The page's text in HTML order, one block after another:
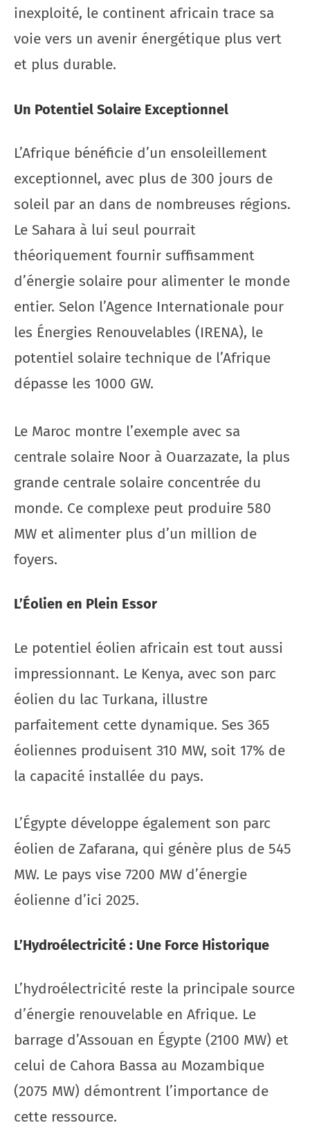
inexploité, le continent africain trace sa
voie vers un avenir énergétique plus vert
et plus durable.
Un Potentiel Solaire Exceptionnel
L’Afrique bénéficie d’un ensoleillement
exceptionnel, avec plus de 300 jours de
soleil par an dans de nombreuses régions.
Le Sahara à lui seul pourrait
théoriquement fournir suffisamment
d’énergie solaire pour alimenter le monde
entier. Selon l’Agence Internationale pour
les Énergies Renouvelables (IRENA), le
potentiel solaire technique de l’Afrique
dépasse les 1000 GW.
Le Maroc montre l’exemple avec sa
centrale solaire Noor à Ouarzazate, la plus
grande centrale solaire concentrée du
monde. Ce complexe peut produire 580
MW et alimenter plus d’un million de
foyers.
L’Éolien en Plein Essor
Le potentiel éolien africain est tout aussi
impressionnant. Le Kenya, avec son parc
éolien du lac Turkana, illustre
parfaitement cette dynamique. Ses 365
éoliennes produisent 310 MW, soit 17% de
la capacité installée du pays.
L’Égypte développe également son parc
éolien de Zafarana, qui génère plus de 545
MW. Le pays vise 7200 MW d’énergie
éolienne d’ici 2025.
L’Hydroélectricité : Une Force Historique
L’hydroélectricité reste la principale source
d’énergie renouvelable en Afrique. Le
barrage d’Assouan en Égypte (2100 MW) et
celui de Cahora Bassa au Mozambique
(2075 MW) démontrent l’importance de
cette ressource.